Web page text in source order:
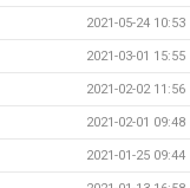
2021-05-24 10:53
2021-03-01 15:55
2021-02-02 11:56
2021-02-01 09:48
2021-01-25 09:44